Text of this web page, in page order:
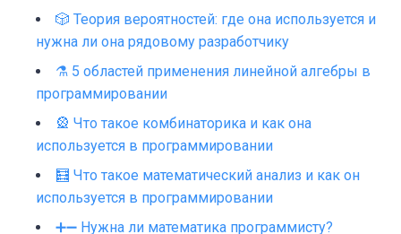
🎲 Теория вероятностей: где она используется и
нужна ли она рядовому разработчику
⚗️ 5 областей применения линейной алгебры в
программировании
🎡 Что такое комбинаторика и как она
используется в программировании
🧮 Что такое математический анализ и как он
используется в программировании
➕➖ Нужна ли математика программисту?